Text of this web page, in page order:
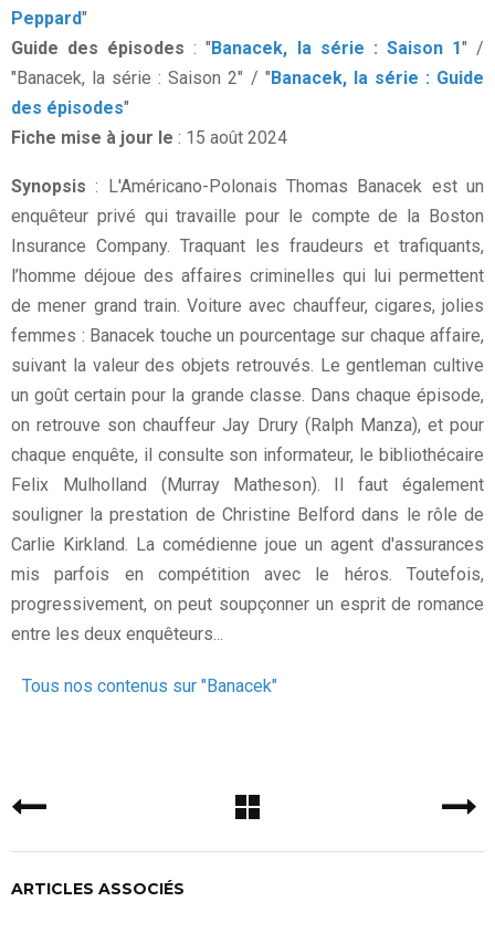
Peppard"
Guide des épisodes : "Banacek, la série : Saison 1" /
"Banacek, la série : Saison 2" / "Banacek, la série : Guide
des épisodes"
Fiche mise à jour le : 15 août 2024
Synopsis : L'Américano-Polonais Thomas Banacek est un
enquêteur privé qui travaille pour le compte de la Boston
Insurance Company. Traquant les fraudeurs et trafiquants,
l’homme déjoue des affaires criminelles qui lui permettent
de mener grand train. Voiture avec chauffeur, cigares, jolies
femmes : Banacek touche un pourcentage sur chaque affaire,
suivant la valeur des objets retrouvés. Le gentleman cultive
un goût certain pour la grande classe. Dans chaque épisode,
on retrouve son chauffeur Jay Drury (Ralph Manza), et pour
chaque enquête, il consulte son informateur, le bibliothécaire
Felix Mulholland (Murray Matheson). Il faut également
souligner la prestation de Christine Belford dans le rôle de
Carlie Kirkland. La comédienne joue un agent d'assurances
mis parfois en compétition avec le héros. Toutefois,
progressivement, on peut soupçonner un esprit de romance
entre les deux enquêteurs...
Tous nos contenus sur "Banacek"
ARTICLES ASSOCIÉS